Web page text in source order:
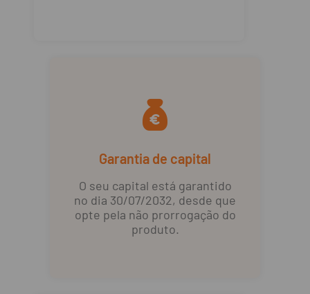
Garantia de capital
O seu capital está garantido
no dia 30/07/2032, desde que
opte pela não prorrogação do
produto.